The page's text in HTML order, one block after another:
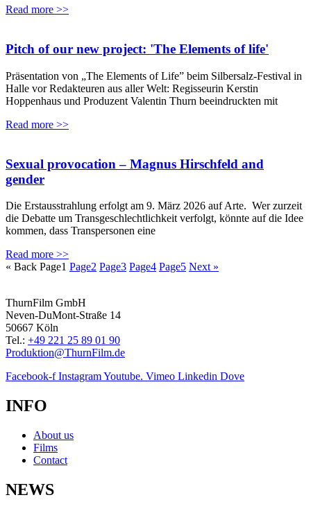
Read more >>
Pitch of our new project: 'The Elements of life'
Präsentation von „The Elements of Life” beim Silbersalz-Festival in
Halle vor Redakteuren aus aller Welt: Regisseurin Kerstin
Hoppenhaus und Produzent Valentin Thurn beeindruckten mit
Read more >>
Sexual provocation – Magnus Hirschfeld and
gender
Die Erstausstrahlung erfolgt am 9. März 2026 auf Arte. Wer zurzeit
die Debatte um Transgeschlechtlichkeit verfolgt, könnte auf die Idee
kommen, dass Transpersonen eine
Read more >>
« Back Page1 Page2 Page3 Page4 Page5 Next »
ThurnFilm GmbH
Neven-DuMont-Straße 14
50667 Köln
Tel.: +49 221 25 89 01 90
Produktion@ThurnFilm.de
Facebook-f InstagramYoutube. Vimeo Linkedin Dove
INFO
About us
Films
Contact
NEWS